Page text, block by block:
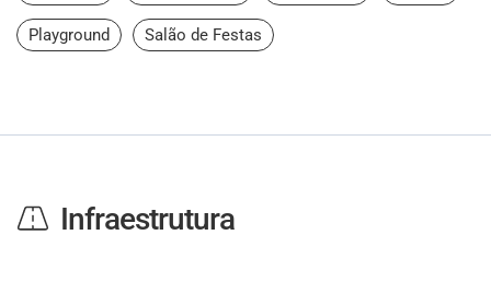
Playground Salão de Festas
Infraestrutura